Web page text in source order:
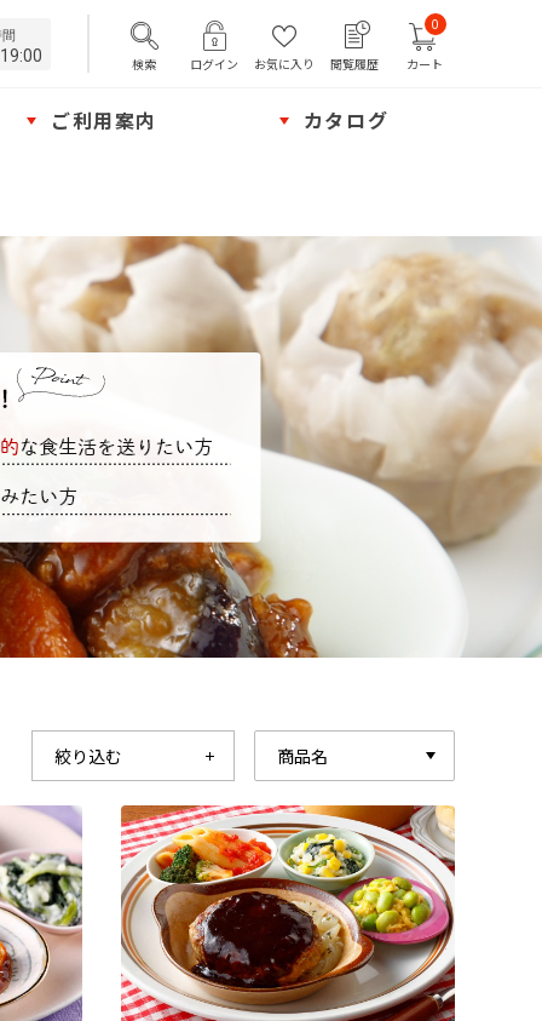
検索 ログイン お気に入り 閲覧履歴 カート
0
ご利用案内 カタログ
絞り込む 商品名